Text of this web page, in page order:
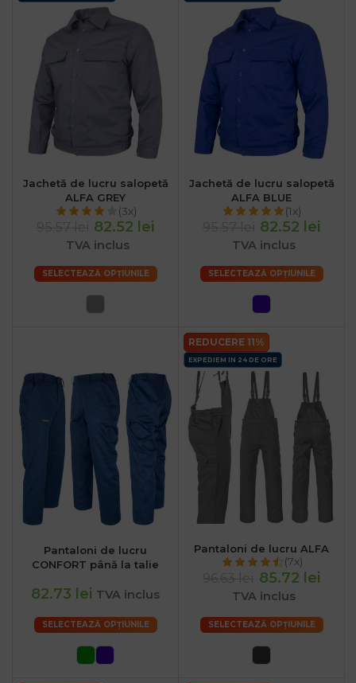
Jachetă de lucru salopetă
ALFA GREY
(3x)
82.52 lei
TVA inclus
SELECTEAZĂ OPȚIUNILE
Jachetă de lucru salopetă
ALFA BLUE
(1x)
82.52 lei
TVA inclus
SELECTEAZĂ OPȚIUNILE
Pantaloni de lucru
CONFORT până la talie
82.73 lei TVA inclus
SELECTEAZĂ OPȚIUNILE
REDUCERE 11%
EXPEDIEM IN 24 DE ORE
Pantaloni de lucru ALFA
(7x)
85.72 lei
TVA inclus
SELECTEAZĂ OPȚIUNILE